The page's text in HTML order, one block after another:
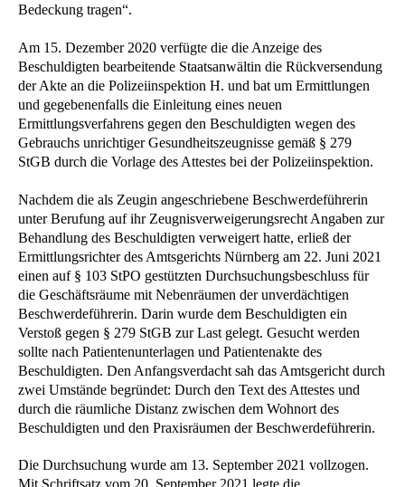
Bedeckung tragen“.
Am 15. Dezember 2020 verfügte die die Anzeige des
Beschuldigten bearbeitende Staatsanwältin die Rückversendung
der Akte an die Polizeiinspektion H. und bat um Ermittlungen
und gegebenenfalls die Einleitung eines neuen
Ermittlungsverfahrens gegen den Beschuldigten wegen des
Gebrauchs unrichtiger Gesundheitszeugnisse gemäß § 279
StGB durch die Vorlage des Attestes bei der Polizeiinspektion.
Nachdem die als Zeugin angeschriebene Beschwerdeführerin
unter Berufung auf ihr Zeugnisverweigerungsrecht Angaben zur
Behandlung des Beschuldigten verweigert hatte, erließ der
Ermittlungsrichter des Amtsgerichts Nürnberg am 22. Juni 2021
einen auf § 103 StPO gestützten Durchsuchungsbeschluss für
die Geschäftsräume mit Nebenräumen der unverdächtigen
Beschwerdeführerin. Darin wurde dem Beschuldigten ein
Verstoß gegen § 279 StGB zur Last gelegt. Gesucht werden
sollte nach Patientenunterlagen und Patientenakte des
Beschuldigten. Den Anfangsverdacht sah das Amtsgericht durch
zwei Umstände begründet: Durch den Text des Attestes und
durch die räumliche Distanz zwischen dem Wohnort des
Beschuldigten und den Praxisräumen der Beschwerdeführerin.
Die Durchsuchung wurde am 13. September 2021 vollzogen.